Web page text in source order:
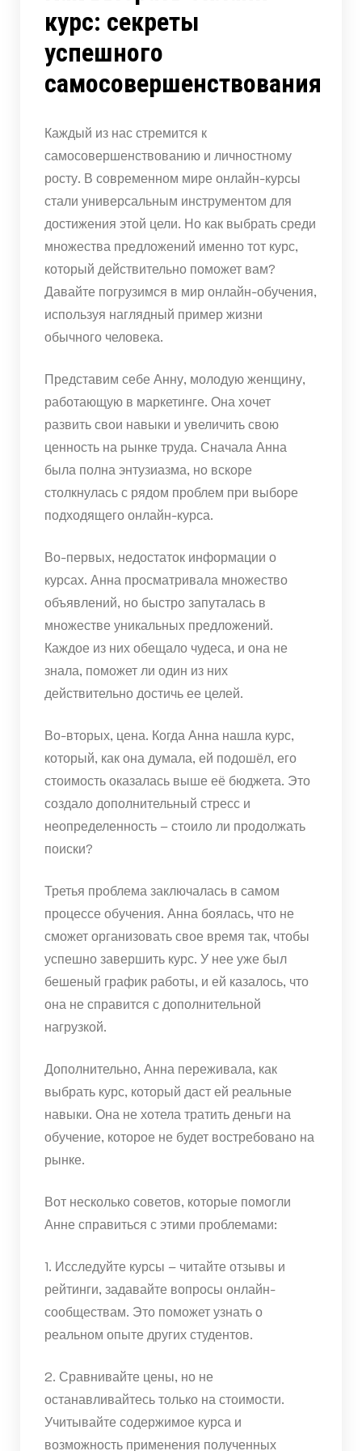
курс: секреты
успешного
самосовершенствования
Каждый из нас стремится к
самосовершенствованию и личностному
росту. В современном мире онлайн-курсы
стали универсальным инструментом для
достижения этой цели. Но как выбрать среди
множества предложений именно тот курс,
который действительно поможет вам?
Давайте погрузимся в мир онлайн-обучения,
используя наглядный пример жизни
обычного человека.
Представим себе Анну, молодую женщину,
работающую в маркетинге. Она хочет
развить свои навыки и увеличить свою
ценность на рынке труда. Сначала Анна
была полна энтузиазма, но вскоре
столкнулась с рядом проблем при выборе
подходящего онлайн-курса.
Во-первых, недостаток информации о
курсах. Анна просматривала множество
объявлений, но быстро запуталась в
множестве уникальных предложений.
Каждое из них обещало чудеса, и она не
знала, поможет ли один из них
действительно достичь ее целей.
Во-вторых, цена. Когда Анна нашла курс,
который, как она думала, ей подошёл, его
стоимость оказалась выше её бюджета. Это
создало дополнительный стресс и
неопределенность – стоило ли продолжать
поиски?
Третья проблема заключалась в самом
процессе обучения. Анна боялась, что не
сможет организовать свое время так, чтобы
успешно завершить курс. У нее уже был
бешеный график работы, и ей казалось, что
она не справится с дополнительной
нагрузкой.
Дополнительно, Анна переживала, как
выбрать курс, который даст ей реальные
навыки. Она не хотела тратить деньги на
обучение, которое не будет востребовано на
рынке.
Вот несколько советов, которые помогли
Анне справиться с этими проблемами:
1. Исследуйте курсы – читайте отзывы и
рейтинги, задавайте вопросы онлайн-
сообществам. Это поможет узнать о
реальном опыте других студентов.
2. Сравнивайте цены, но не
останавливайтесь только на стоимости.
Учитывайте содержимое курса и
возможность применения полученных